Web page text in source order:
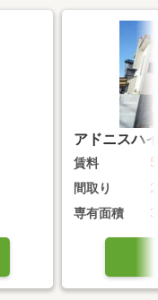
アドニスハ
賃料
間取り
専有面積